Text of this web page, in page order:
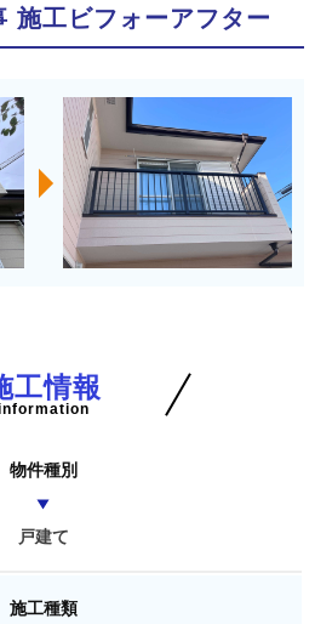
施工ビフォーアフター
工情報
物件種別
戸建て
施工種類